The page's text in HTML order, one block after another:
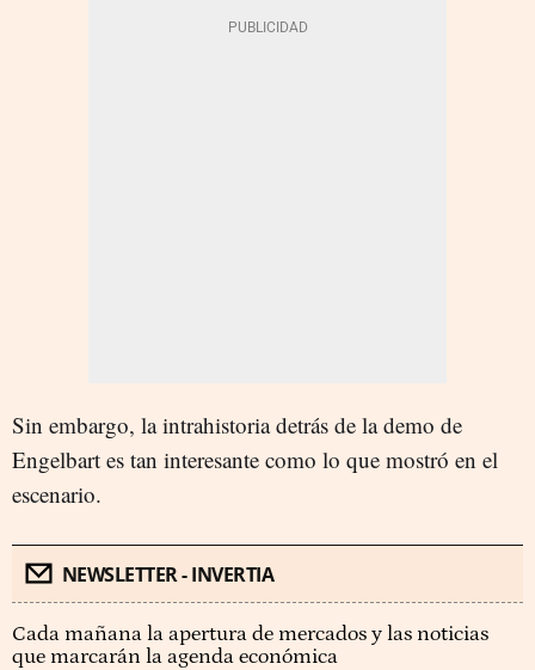
Sin embargo, la intrahistoria detrás de la demo de
Engelbart es tan interesante como lo que mostró en el
escenario.
NEWSLETTER - INVERTIA
Cada mañana la apertura de mercados y las noticias
que marcarán la agenda económica